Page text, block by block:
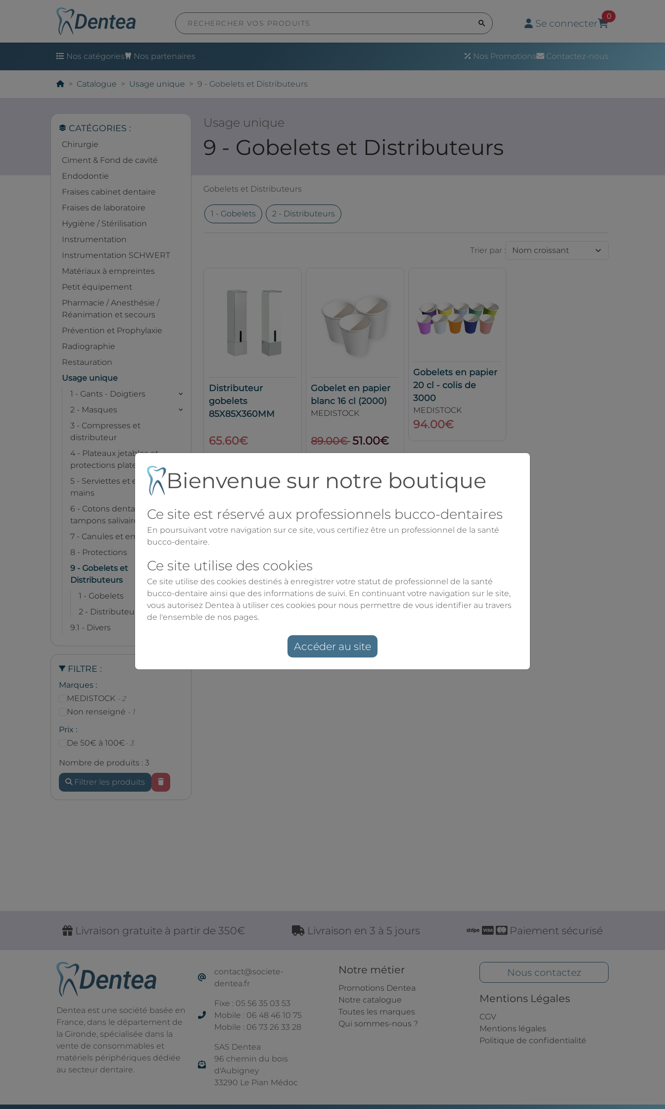
Se connecter
0articles au
Nos catégories Nos partenaires Nos Promotions Contactez-nous
Catalogue Usage unique 9 - Gobelets et Distributeurs
Usage unique
9 - Gobelets et Distributeurs
CATÉGORIES :
Chirurgie
Ciment & Fond de cavité
Endodontie
Fraises cabinet dentaire
Fraises de laboratoire
Hygiène / Stérilisation
Instrumentation
Instrumentation SCHWERT
Matériaux à empreintes
Petit équipement
Pharmacie / Anesthésie /
Réanimation et secours
Prévention et Prophylaxie
Radiographie
Restauration
Usage unique
1 - Gants - Doigtiers
2 - Masques
3 - Compresses et
distributeur
4 - Plateaux jetables et
protections plateaux
5 - Serviettes et essuie-
mains
6 - Cotons dentaires et
tampons salivaires
7 - Canules et embouts
8 - Protections
9 - Gobelets et
Distributeurs
1 - Gobelets
2 - Distributeurs
9.1 - Divers
FILTRE :
Marques :
MEDISTOCK - 2
Non renseigné - 1
Prix :
De 50€ à 100€- 3
Nombre de produits : 3
Filtrer les produits
Gobelets et Distributeurs
1 - Gobelets 2 - Distributeurs
Trier par :
Distributeur
gobelets
85X85X360MM
65.60€
Gobelet en papier
blanc 16 cl (2000)
MEDISTOCK
89.00€51.00€
Gobelets en papier
20 cl - colis de
3000
MEDISTOCK
94.00€
Livraison gratuite à partir de 350€ Livraison en 3 à 5 jours Paiement sécurisé
Dentea est une société basée en
France, dans le département de
la Gironde, spécialisée dans la
vente de consommables et
matériels périphériques dédiée
au secteur dentaire.
contact@societe-
dentea.fr
Fixe : 05 56 35 03 53
Mobile : 06 48 46 10 75
Mobile : 06 73 26 33 28
SAS Dentea
96 chemin du bois
d'Aubigney
33290 Le Pian Médoc
Notre métier
Promotions Dentea
Notre catalogue
Toutes les marques
Qui sommes-nous ?
Nous contactez
Mentions Légales
CGV
Mentions légales
Politique de confidentialité
Bienvenue sur notre boutique
Ce site est réservé aux professionnels bucco-dentaires
En poursuivant votre navigation sur ce site, vous certifiez être un professionnel de la santé
bucco-dentaire.
Ce site utilise des cookies
Ce site utilise des cookies destinés à enregistrer votre statut de professionnel de la santé
bucco-dentaire ainsi que des informations de suivi. En continuant votre navigation sur le site,
vous autorisez Dentea à utiliser ces cookies pour nous permettre de vous identifier au travers
de l'ensemble de nos pages.
Accéder au site